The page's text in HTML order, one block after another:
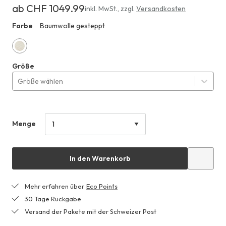
Erhältlich
CHF 1049.99
ab CHF 1049.99inkl. MwSt. zzgl. Versandkosten
Farbe
Baumwolle gesteppt
gesteppt
Größe
Größe wählen
Menge
In den Warenkorb
Mehr erfahren über Eco Points
30 Tage Rückgabe
Versand der Pakete mit der Schweizer Post